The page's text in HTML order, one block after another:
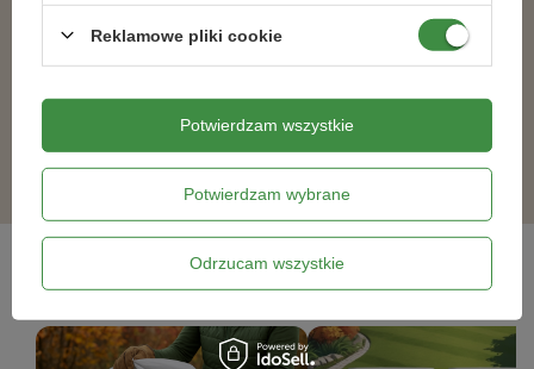
Pokarm dla ptaków - słonecznik
czarny 1 litr
Pokarm dla ptaków KOLBA -
słonecznik + rzepak - 1 szt.
Blog ogrodniczy
Reklamowe pliki cookie
Potwierdzam wybrane
Odrzucam wszystkie
Potwierdzam wszystkie